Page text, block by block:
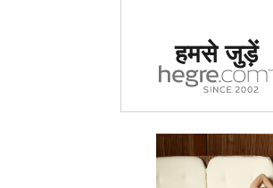
दुनिया में #1 कामुक
साइट का दर्जा दिया
गया
हमसे जुड़ें